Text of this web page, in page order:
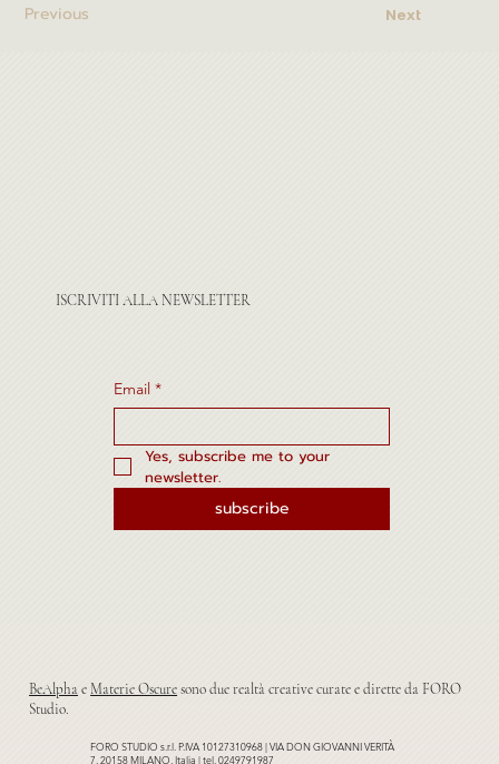
Previous Next
ISCRIVITI ALLA NEWSLETTER
Email *
Yes, subscribe me to your
newsletter.
subscribe
BeAlphaeMaterie Oscuresono due realtà creative curate e dirette da FORO
Studio.
FORO STUDIO s.r.l. P.IVA 10127310968 | VIA DON GIOVANNI VERITÀ
7, 20158 MILANO, Italia | tel. 0249791987